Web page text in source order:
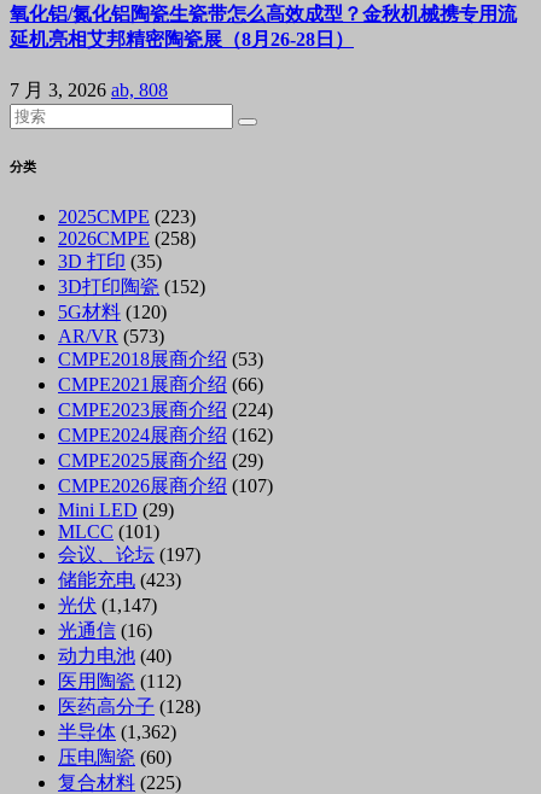
氧化铝/氮化铝陶瓷生瓷带怎么高效成型？金秋机械携专用流
延机亮相艾邦精密陶瓷展（8月26-28日）
7 月 3, 2026 ab, 808
分类
2025CMPE (223)
2026CMPE (258)
3D 打印 (35)
3D打印陶瓷 (152)
5G材料 (120)
AR/VR (573)
CMPE2018展商介绍 (53)
CMPE2021展商介绍 (66)
CMPE2023展商介绍 (224)
CMPE2024展商介绍 (162)
CMPE2025展商介绍 (29)
CMPE2026展商介绍 (107)
Mini LED (29)
MLCC (101)
会议、论坛 (197)
储能充电 (423)
光伏 (1,147)
光通信 (16)
动力电池 (40)
医用陶瓷 (112)
医药高分子 (128)
半导体 (1,362)
压电陶瓷 (60)
复合材料 (225)